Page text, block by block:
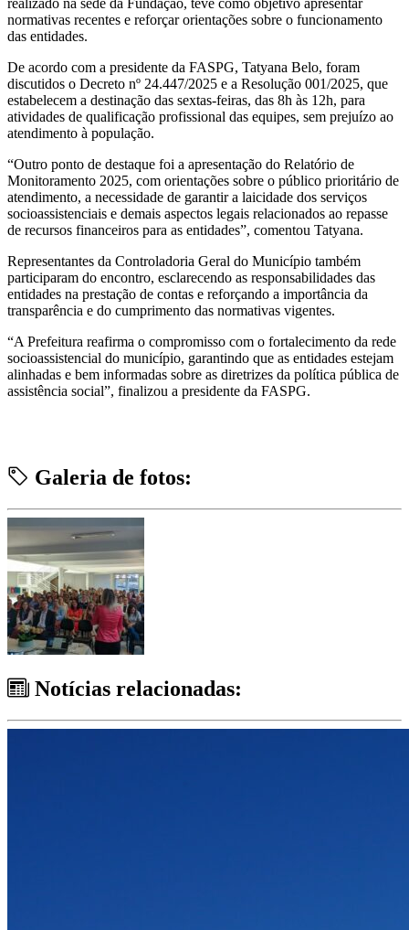
realizado na sede da Fundação, teve como objetivo apresentar
normativas recentes e reforçar orientações sobre o funcionamento
das entidades.
De acordo com a presidente da FASPG, Tatyana Belo, foram
discutidos o Decreto nº 24.447/2025 e a Resolução 001/2025, que
estabelecem a destinação das sextas-feiras, das 8h às 12h, para
atividades de qualificação profissional das equipes, sem prejuízo ao
atendimento à população.
“Outro ponto de destaque foi a apresentação do Relatório de
Monitoramento 2025, com orientações sobre o público prioritário de
atendimento, a necessidade de garantir a laicidade dos serviços
socioassistenciais e demais aspectos legais relacionados ao repasse
de recursos financeiros para as entidades”, comentou Tatyana.
Representantes da Controladoria Geral do Município também
participaram do encontro, esclarecendo as responsabilidades das
entidades na prestação de contas e reforçando a importância da
transparência e do cumprimento das normativas vigentes.
“A Prefeitura reafirma o compromisso com o fortalecimento da rede
socioassistencial do município, garantindo que as entidades estejam
alinhadas e bem informadas sobre as diretrizes da política pública de
assistência social”, finalizou a presidente da FASPG.
Galeria de fotos:
Notícias relacionadas: